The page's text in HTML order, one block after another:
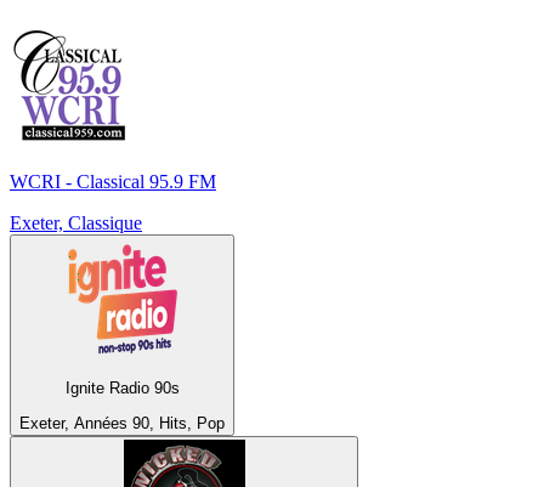
WCRI - Classical 95.9 FM
Exeter, Classique
Ignite Radio 90s
Exeter, Années 90, Hits, Pop